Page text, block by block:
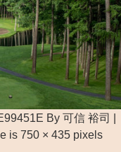
By 可信 裕司
is 750 × 435 pixels